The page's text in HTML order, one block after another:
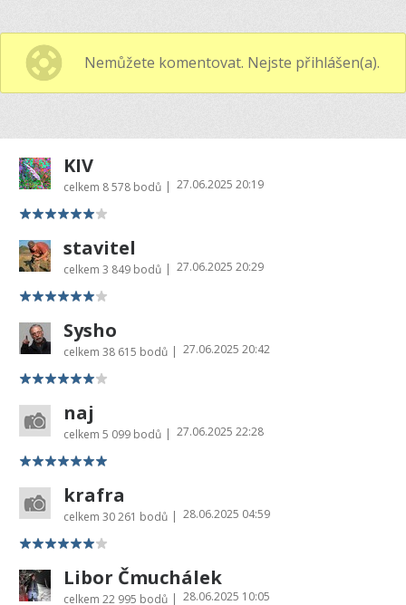
Nemůžete komentovat. Nejste přihlášen(a).
KIV
celkem 8 578 bodů | 27.06.2025 20:19
stavitel
celkem 3 849 bodů | 27.06.2025 20:29
Sysho
celkem 38 615 bodů | 27.06.2025 20:42
naj
celkem 5 099 bodů | 27.06.2025 22:28
krafra
celkem 30 261 bodů | 28.06.2025 04:59
Libor Čmuchálek
celkem 22 995 bodů | 28.06.2025 10:05